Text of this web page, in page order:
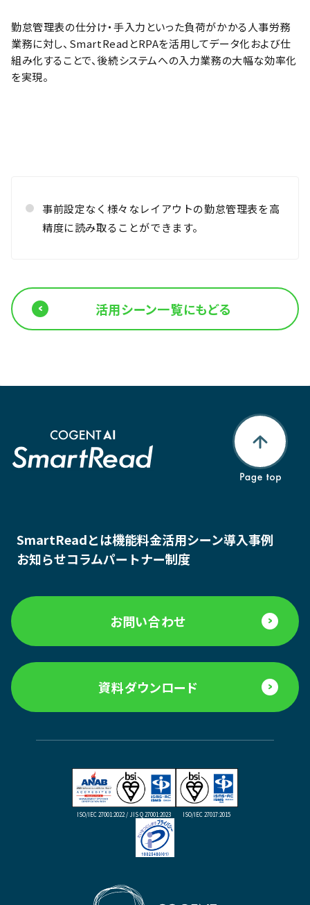
勤怠管理表の仕分け・手入力といった負荷がかかる人事労務
業務に対し、SmartReadとRPAを活用してデータ化および仕
組み化することで、後続システムへの入力業務の大幅な効率化
を実現。
事前設定なく様々なレイアウトの勤怠管理表を高
精度に読み取ることができます。
活用シーン一覧にもどる
SmartReadとは機能料金活用シーン導入事例
お知らせコラムパートナー制度
お問い合わせ
資料ダウンロード
ISO/IEC 27001:2022 / JIS Q 27001:2023 ISO/IEC 27017:2015